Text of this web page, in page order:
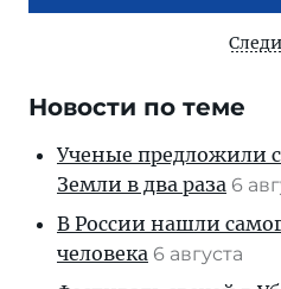
Новости по теме
Ученые предложили
Земли в два раза 6
В России нашли
человека 6 августа